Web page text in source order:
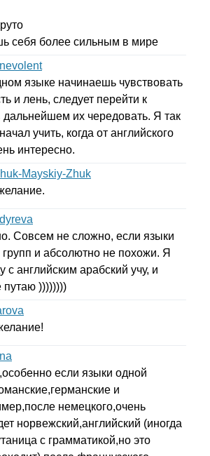
себя более сильным в мире
языке начинаешь чувствовать
и лень, следует перейти к
дальнейшем их чередовать. Я так
учить, когда от английского
интересно.
Mayskiy-Zhuk
Совсем не сложно, если языки
групп и абсолютно не похожи. Я
с английским арабский учу, и
путаю ))))))))
если языки одной
и
немецкого,очень
норвежский,английский (иногда
с грамматикой,но это